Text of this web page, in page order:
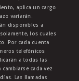
aplica un cargo
variarán.
disponibles a
los cuales
Por cada cuenta
telefónicos
a todas las
cada vez
Las llamadas